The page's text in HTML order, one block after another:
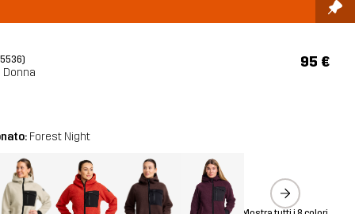
Donna
95 €
Forest Night